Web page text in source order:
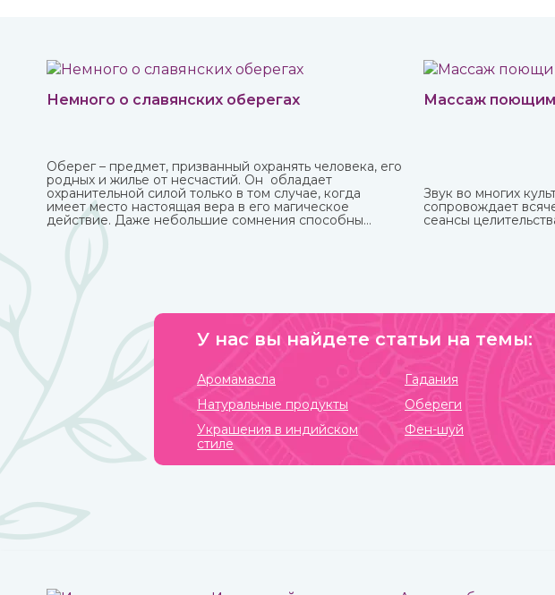
Немного о славянских оберегах
Оберег – предмет, призванный охранять человека, его
родных и жилье от несчастий. Он обладает
охранительной силой только в том случае, когда
имеет место настоящая вера в его магическое
действие. Даже небольшие сомнения способны
привести к разрушению его силы и страданиям
человека, для которого он изготавливался.
Массаж
Звук во многих
сопровождает
сеансы
У нас вы найдете статьи на темы:
Аромамасла Гадания
Натуральные продукты
Обереги
Украшения в индийском
стиле
Фен-шуй